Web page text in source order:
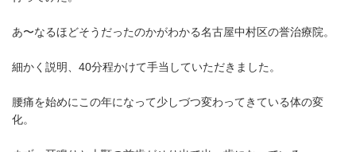
あ〜なるほどそうだったのかがわかる名古屋中村区の誉治療院。
細かく説明、40分程かけて手当していただきました。
腰痛を始めにこの年になって少しづつ変わってきている体の変
化。